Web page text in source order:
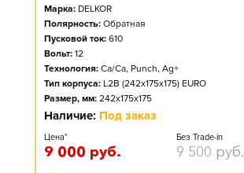
Марка: DELKOR
Полярность: Обратная
Пусковой ток: 610
Вольт: 12
Технология: Ca/Ca, Punch, Ag+
Тип корпуса: L2B (242x175x175) EURO
Размер, мм: 242x175x175
Наличие: Под заказ
Цена*
9 000 руб.
Без Trade-in
9 500 руб.